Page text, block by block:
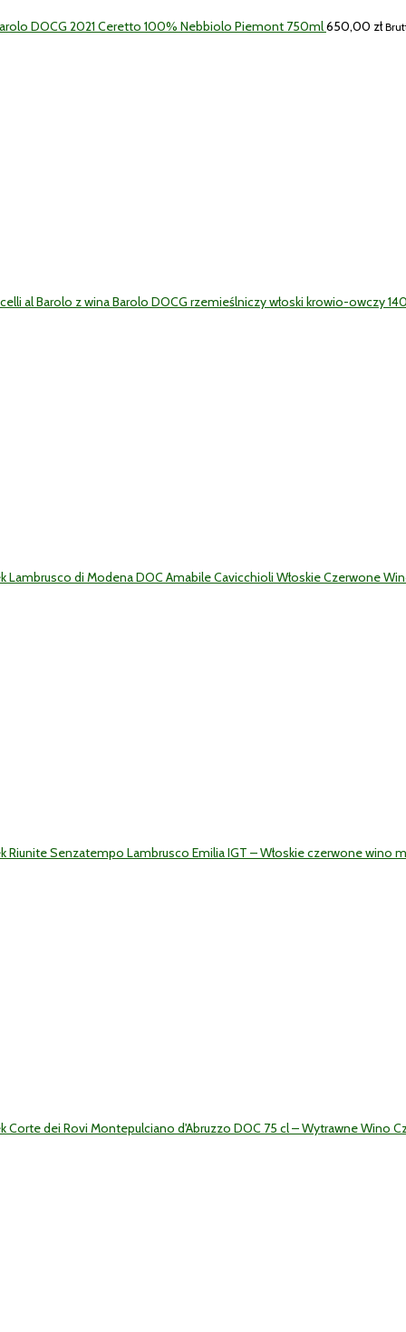
DOCG 2021 Ceretto 100% Nebbiolo Piemont 750ml650,00 zł
al Barolo z wina Barolo DOCG rzemieślniczy włoski krowio-owczy
Lambrusco di Modena DOC Amabile Cavicchioli Włoskie Czerwone
Riunite Senzatempo Lambrusco Emilia IGT – Włoskie czerwone wino
Corte dei Rovi Montepulciano d'Abruzzo DOC 75 cl – Wytrawne Wino